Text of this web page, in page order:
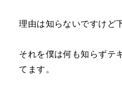
理由は知らないですけど
それを僕は何も知らずテ
てます。